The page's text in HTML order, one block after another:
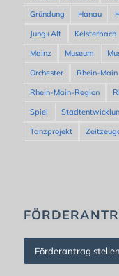
Gründung
Hanau
Jung+Alt
Kelsterbach
Mainz
Museum
Orchester
Rhein-Main
Rhein-Main-Region
Spiel
Tanzprojekt
Förderantrag stellen